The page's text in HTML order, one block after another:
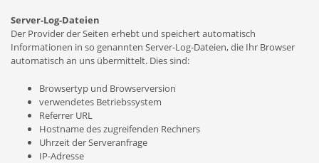
Server-Log-Dateien
Der Provider der Seiten erhebt und speichert automatisch
Informationen in so genannten Server-Log-Dateien, die Ihr Browser
automatisch an uns übermittelt. Dies sind:
Browsertyp und Browserversion
verwendetes Betriebssystem
Referrer URL
Hostname des zugreifenden Rechners
Uhrzeit der Serveranfrage
IP-Adresse